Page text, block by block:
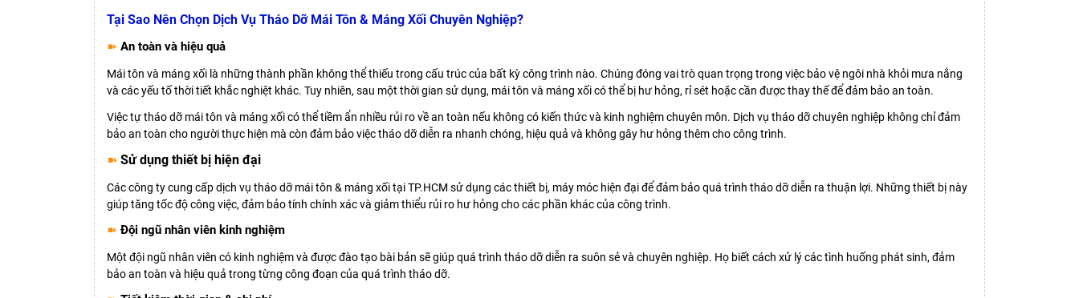
Tại Sao Nên Chọn Dịch Vụ Tháo Dỡ Mái Tôn & Máng Xối Chuyên Nghiệp?
➽ An toàn và hiệu quả
Mái tôn và máng xối là những thành phần không thể thiếu trong cấu trúc của bất kỳ công trình nào. Chúng đóng vai trò quan trọng trong việc bảo vệ ngôi nhà khỏi mưa nắng
và các yếu tố thời tiết khắc nghiệt khác. Tuy nhiên, sau một thời gian sử dụng, mái tôn và máng xối có thể bị hư hỏng, rỉ sét hoặc cần được thay thế để đảm bảo an toàn.
Việc tự tháo dỡ mái tôn và máng xối có thể tiềm ẩn nhiều rủi ro về an toàn nếu không có kiến thức và kinh nghiệm chuyên môn. Dịch vụ tháo dỡ chuyên nghiệp không chỉ đảm
bảo an toàn cho người thực hiện mà còn đảm bảo việc tháo dỡ diễn ra nhanh chóng, hiệu quả và không gây hư hỏng thêm cho công trình.
➽ Sử dụng thiết bị hiện đại
Các công ty cung cấp dịch vụ tháo dỡ mái tôn & máng xối tại TP.HCM sử dụng các thiết bị, máy móc hiện đại để đảm bảo quá trình tháo dỡ diễn ra thuận lợi. Những thiết bị này
giúp tăng tốc độ công việc, đảm bảo tính chính xác và giảm thiểu rủi ro hư hỏng cho các phần khác của công trình.
➽ Đội ngũ nhân viên kinh nghiệm
Một đội ngũ nhân viên có kinh nghiệm và được đào tạo bài bản sẽ giúp quá trình tháo dỡ diễn ra suôn sẻ và chuyên nghiệp. Họ biết cách xử lý các tình huống phát sinh, đảm
bảo an toàn và hiệu quả trong từng công đoạn của quá trình tháo dỡ.